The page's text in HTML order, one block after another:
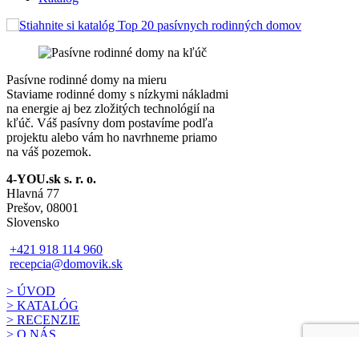
Pasívne rodinné domy na mieru
Staviame rodinné domy s nízkymi nákladmi
na energie aj bez zložitých technológií na
kľúč. Váš pasívny dom postavíme podľa
projektu alebo vám ho navrhneme priamo
na váš pozemok.
4-YOU.sk s. r. o.
Hlavná 77
Prešov, 08001
Slovensko
+421 918 114 960
recepcia@domovik.sk
> ÚVOD
> KATALÓG
> RECENZIE